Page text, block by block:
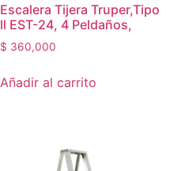
Escalera Tijera Truper,Tipo
ll EST-24, 4 Peldaños,
$ 360,000
Añadir al carrito